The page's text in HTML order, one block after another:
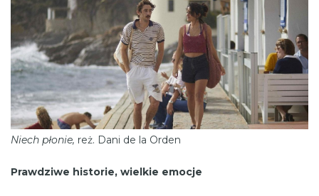
Niech płonie, reż. Dani de la Orden
Prawdziwe historie, wielkie emocje